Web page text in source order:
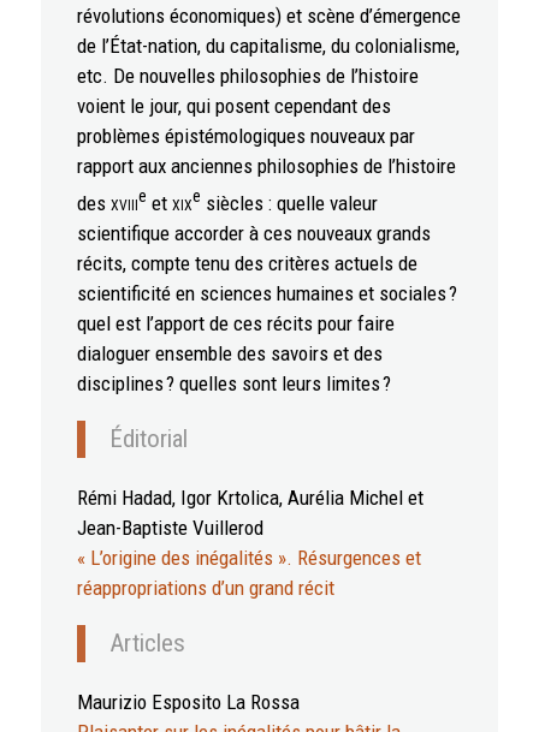
révolutions économiques) et scène d’émergence
de l’État-nation, du capitalisme, du colonialisme,
etc. De nouvelles philosophies de l’histoire
voient le jour, qui posent cependant des
problèmes épistémologiques nouveaux par
rapport aux anciennes philosophies de l’histoire
des xviiie et xixe siècles : quelle valeur
scientifique accorder à ces nouveaux grands
récits, compte tenu des critères actuels de
scientificité en sciences humaines et sociales ?
quel est l’apport de ces récits pour faire
dialoguer ensemble des savoirs et des
disciplines ? quelles sont leurs limites ?
Éditorial
Rémi Hadad, Igor Krtolica, Aurélia Michel et
Jean-Baptiste Vuillerod
« L’origine des inégalités ». Résurgences et
réappropriations d’un grand récit
Articles
Maurizio Esposito La Rossa